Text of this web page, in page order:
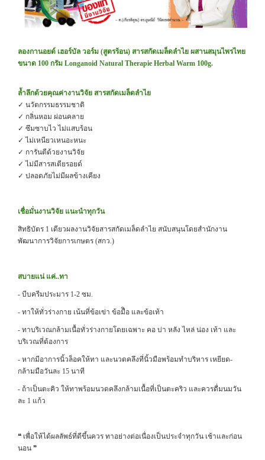
ลองกานอยด์ เฮอร์บัล วอร์ม (สูตรร้อน) สารสกัดเมล็ดลำไย ผสานสมุนไพรไทย
ขนาด 100 กรัม Longanoid Natural Therapie Herbal Warm 100g.
ล้ำลึกด้วยคุณค่างานวิจัย สารสกัดเมล็ดลำไย
✓ นวัตกรรมธรรมชาติ
✓ กลิ่นหอม ผ่อนคลาย
✓ ซึมซาบไว ไม่แสบร้อน
✓ ไม่เหนียวเหนอะหนะ
✓ การันตีด้วยงานวิจัย
✓ ไม่มีสารสเตียรอยด์
✓ ปลอดภัยไม่มีผลข้างเคียง
เชื่อมั่นงานวิจัย แนะนำทุกวัน
สิทธิบัตร 1 เดียวผลงานวิจัยสารสกัดเมล็ดลำไย สนับสนุนโดยสำนักงาน
พัฒนาการวิจัยการเกษตร (สกว.)
สบายแน่ แค่..ทา
- บีบครีมประมาร 1-2 ซม.
- ทาให้ทั่วร่างกาย เน้นที่ข้อเข่า ข้อมืิอ และข้อเท้า
- ทาบริเวณกล้ามเนื้อทั่วร่างกายโดยเฉพาะ คอ บ่า หลัง ไหล่ น่อง เท้า และ
บริเวณที่ต้องการ
- หากมีอาการนิ้วล็อคให้ทา และนวดคลึงที่นิ้วมือพร้อมทำบริหาร เหยียด-
กล้ามมือวันละ 15 นาที
- ถ้าเป็นตะคิว ให้ทาพร้อมนวดคลึงกล้ามเนื้อที่เป็นตะคริว และควรดื่มนมวัน
ละ 1 แก้ว
❝ เพื่อให้ได้ผลลัพธ์ที่ดีขึ้นควร ทาอย่างต่อเนื่องเป็นประจำทุกวัน เช้าและก่อน
นอน ❞